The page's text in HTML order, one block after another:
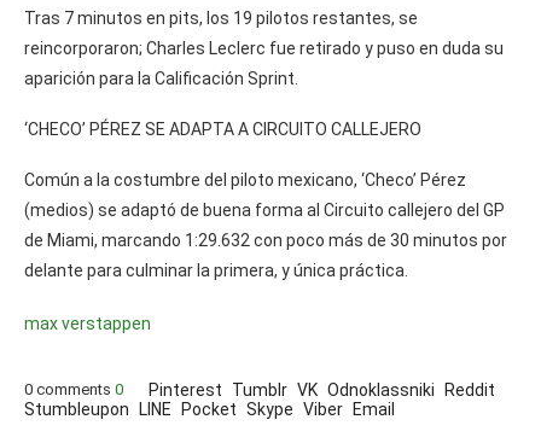
Tras 7 minutos en pits, los 19 pilotos restantes, se
reincorporaron; Charles Leclerc fue retirado y puso en duda su
aparición para la Calificación Sprint.
‘CHECO’ PÉREZ SE ADAPTA A CIRCUITO CALLEJERO
Común a la costumbre del piloto mexicano, ‘Checo’ Pérez
(medios) se adaptó de buena forma al Circuito callejero del GP
de Miami, marcando 1:29.632 con poco más de 30 minutos por
delante para culminar la primera, y única práctica.
max verstappen
0 comments 0 Pinterest Tumblr VK Odnoklassniki
Reddit
Stumbleupon
LINE Pocket Skype Viber Email